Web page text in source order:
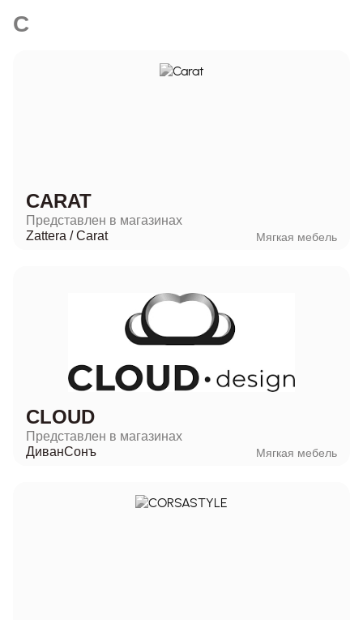
C
CARAT
Представлен в магазинах
Zattera /Carat Мягкая мебель
CLOUD
Представлен в магазинах
ДиванСонъ
Мягкая мебель